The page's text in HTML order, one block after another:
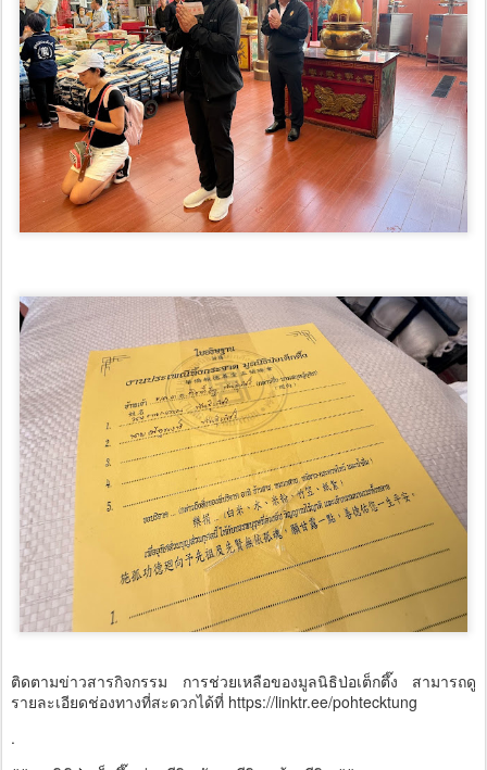
ติดตามข่าวสารกิจกรรม การช่วยเหลือของมูลนิธิป่อเต็กตึ๊ง สามารถดู
รายละเอียดช่องทางที่สะดวกได้ที่ https://linktr.ee/pohtecktung
.